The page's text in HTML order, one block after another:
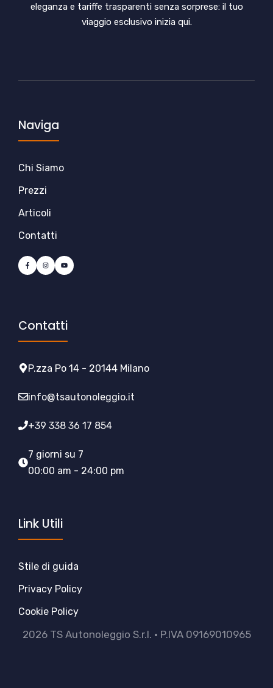
eleganza e tariffe trasparenti senza sorprese: il tuo
viaggio esclusivo inizia qui.
Naviga
Chi Siamo
Prezzi
Articoli
Contatti
Contatti
P.zza Po 14 - 20144 Milano
info@tsautonoleggio.it
+39 338 36 17 854
7 giorni su 7
00:00 am - 24:00 pm
Link Utili
Stile di guida
Privacy Policy
Cookie Policy
2026 TS Autonoleggio S.r.l. • P.IVA 09169010965